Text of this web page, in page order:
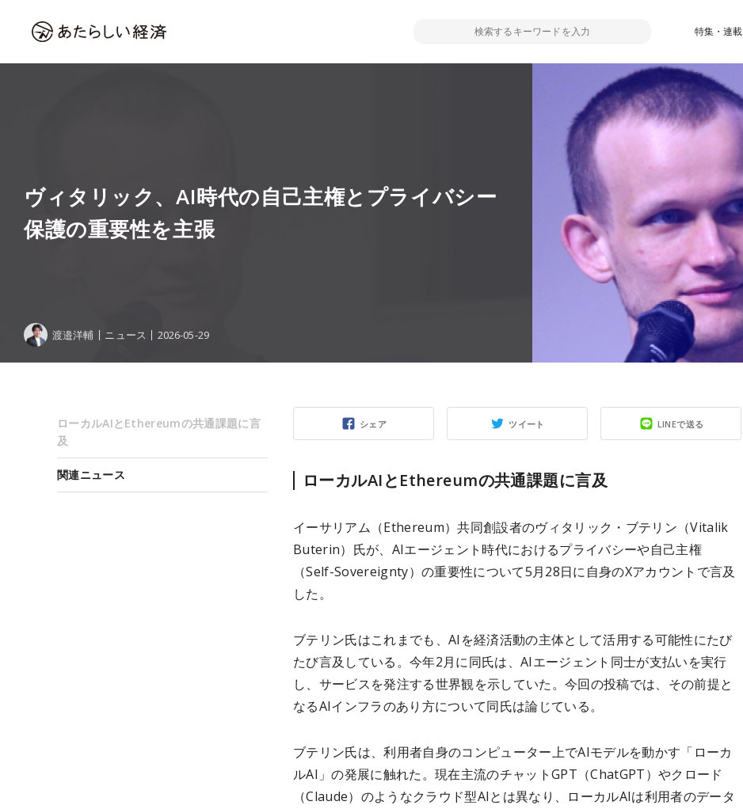
特集・連載
ヴィタリック、AI時代の自己主権とプライバシー
保護の重要性を主張
渡邉洋輔 ニュース 2026-05-29
シェア ツイート LINEで送る
ローカルAIとEthereumの共通課題に言及
イーサリアム（Ethereum）共同創設者のヴィタリック・ブテリン（Vitalik
Buterin）氏が、AIエージェント時代におけるプライバシーや自己主権
（Self-Sovereignty）の重要性について5月28日に自身のXアカウントで言及
した。
ブテリン氏はこれまでも、AIを経済活動の主体として活用する可能性にたび
たび言及している。今年2月に同氏は、AIエージェント同士が支払いを実行
し、サービスを発注する世界観を示していた。今回の投稿では、その前提と
なるAIインフラのあり方について同氏は論じている。
ブテリン氏は、利用者自身のコンピューター上でAIモデルを動かす「ローカ
ルAI」の発展に触れた。現在主流のチャットGPT（ChatGPT）やクロード
（Claude）のようなクラウド型AIとは異なり、ローカルAIは利用者のデータ
ローカルAIとEthereumの共通課題に言
及
関連ニュース